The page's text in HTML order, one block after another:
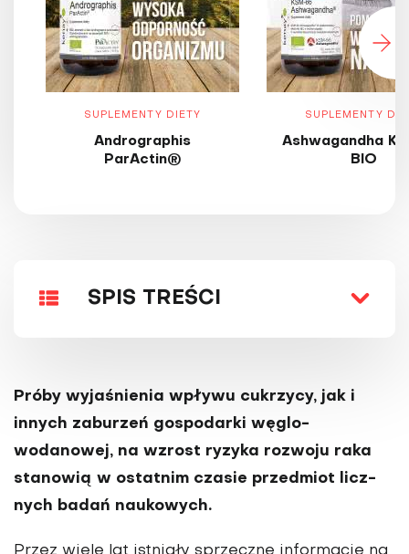
SUPLEMENTY DIETY
Andrographis
ParActin®
SUPLEMENTY
Ashwagandha
BIO
SPIS TREŚCI
Próby wyjaśnienia wpływu cukrzycy, jak i
innych zaburzeń gospodarki węglo­
wodanowej, na wzrost ryzyka rozwoju raka
stanowią w ostatnim czasie przedmiot licz­
nych badań naukowych.